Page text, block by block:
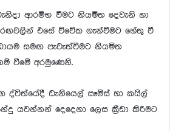
ආරම්භ වීමට නියමිත දෙවැනි හා
එසේ විවේක ගැන්වීමට හේතු වී
සමඟ පැවැත්වීමට නියමිත
වීමේ අරමුණෙනි.
ද්විත්යේදී ඩැනියෙල් සෑම්ස් හා කයිල්
යවන්නන් දෙදෙනා ලෙස ක්‍රීඩා කිරීමට